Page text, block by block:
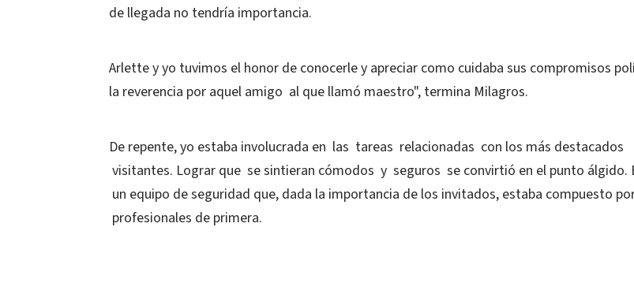
de llegada no tendría importancia.
Arlette y yo tuvimos el honor de conocerle y apreciar como cuidaba sus compromisos
la reverencia por aquel amigo al que llamó maestro", termina Milagros.
De repente, yo estaba involucrada en las tareas relacionadas con los más destacados
visitantes. Lograr que se sintieran cómodos y seguros se convirtió en el punto álgido.
un equipo de seguridad que, dada la importancia de los invitados, estaba compuesto
profesionales de primera.